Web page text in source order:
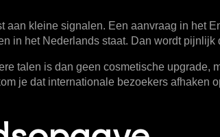
aan kleine signalen. Een aanvraag in het
in het Nederlands staat. Dan wordt
talen is dan geen cosmetische upgrade,
je dat internationale bezoekers afhaken